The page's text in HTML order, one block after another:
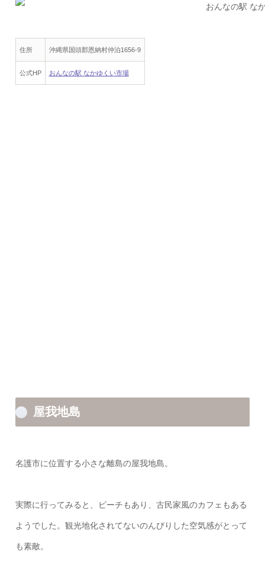
住所 沖縄県国頭郡恩納村仲泊1656-9
公式HP おんなの駅 なかゆくい市場
屋我地島
名護市に位置する小さな離島の屋我地島。
実際に行ってみると、ビーチもあり、古民家風のカフェもある
ようでした。観光地化されてないのんびりした空気感がとって
も素敵。